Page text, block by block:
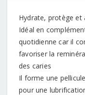
Hydrate, protège et
Idéal en
quotidienne car il
favoriser la
des caries
Il forme une
pour une